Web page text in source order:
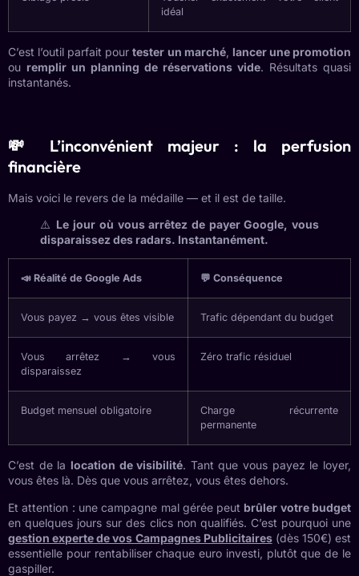
idéal
C’est l’outil parfait pourtester un marché, lancer une promotion
ou remplir un planning de réservations vide. Résultats quasi
instantanés.
💸 L’inconvénient majeur : la perfusion
financière
Mais voici le revers de la médaille — et il est de taille.
⚠️ Le jour où vous arrêtez de payer Google, vous
disparaissez des radars. Instantanément.
📣 Réalité de Google Ads 💬 Conséquence
Vous payez → vous êtes visible Trafic dépendant du budget
Vous arrêtez → vous
disparaissez
Zéro trafic résiduel
Budget mensuel obligatoire
Charge récurrente
permanente
C’est de la location de visibilité. Tant que vous payez le loyer,
vous êtes là. Dès que vous arrêtez, vous êtes dehors.
Et attention : une campagne mal gérée peut brûler votre budget
en quelques jours sur des clics non qualifiés. C’est pourquoi une
gestion experte de vos Campagnes Publicitaires(dès 150€) est
essentielle pour rentabiliser chaque euro investi, plutôt que de le
gaspiller.